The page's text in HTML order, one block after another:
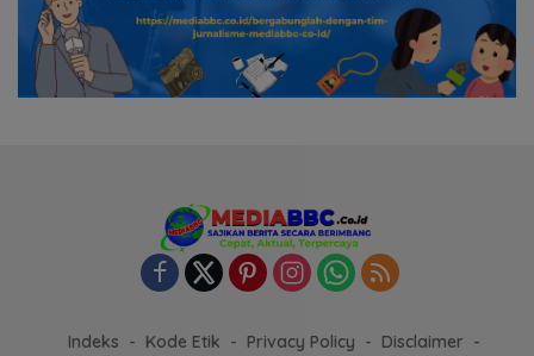
Indeks Kode Etik Privacy Policy Disclaimer